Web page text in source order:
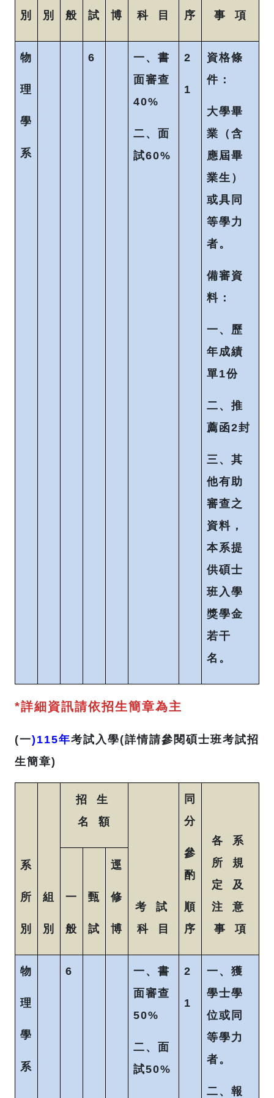
別 別
科 目
序
事 項
般 試 博
物
理
學
系
6
一、書
面審查
40%
二、面
試60%
2
1
資格條
件：
大學畢
業（含
應屆畢
業生）
或具同
等學力
者。
備審資
料：
一、歷
年成績
單1份
二、推
薦函2封
三、其
他有助
審查之
資料，
本系提
供碩士
班入學
獎學金
若干
名。
*詳細資訊請依招生簡章為主
(一)115年考試入學(詳情請參閱碩士班考試招
生簡章)
系
所
別
組
別
招 生
名 額
考 試
科 目
同
分
參
酌
順
序
各 系
所 規
定 及
注 意
事 項
一
般
甄
試
逕
修
博
物
理
學
系
6
一、書
面審查
50%
二、面
試50%
2
1
一、獲
學士學
位或同
等學力
者。
二、報